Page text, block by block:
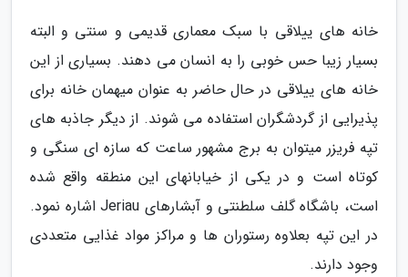
خانه های ییلاقی با سبک معماری قدیمی و سنتی و البته
بسیار زیبا حس خوبی را به انسان می دهند. بسیاری از این
خانه های ییلاقی در حال حاضر به عنوان میهمان خانه برای
پذیرایی از گردشگران استفاده می شوند. از دیگر جاذبه های
تپه فریزر میتوان به برج مشهور ساعت که سازه ای سنگی و
کوتاه است و در یکی از خیابانهای این منطقه واقع شده
است، باشگاه گلف سلطنتی و آبشارهای Jeriau اشاره نمود.
در این تپه بعلاوه رستوران ها و مراکز مواد غذایی متعددی
وجود دارند.